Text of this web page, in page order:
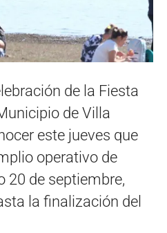
de la Fiesta
de Villa
este jueves que
operativo de
20 de septiembre,
la finalización del